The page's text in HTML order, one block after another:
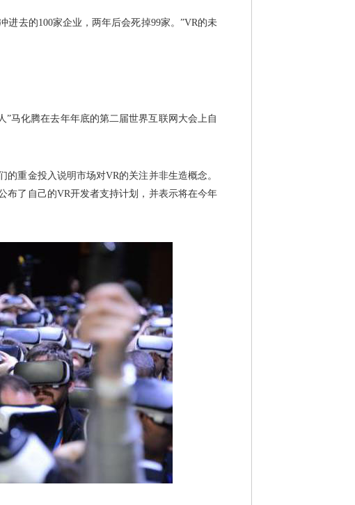
去的100家企业，两年后会死掉99家。”VR的未
马化腾在去年年底的第二届世界互联网大会上自
重金投入说明市场对VR的关注并非生造概念。
布了自己的VR开发者支持计划，并表示将在今年